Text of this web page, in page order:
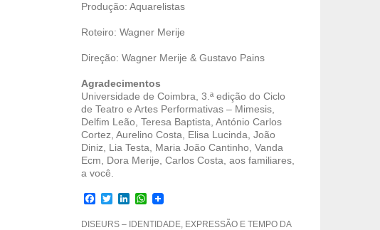
Produção: Aquarelistas
Roteiro: Wagner Merije
Direção: Wagner Merije & Gustavo Pains
Agradecimentos
Universidade de Coimbra, 3.ª edição do Ciclo
de Teatro e Artes Performativas – Mimesis,
Delfim Leão, Teresa Baptista, António Carlos
Cortez, Aurelino Costa, Elisa Lucinda, João
Diniz, Lia Testa, Maria João Cantinho, Vanda
Ecm, Dora Merije, Carlos Costa, aos familiares,
a você.
F
c
T
i
L
n
W
a
DISEURS – IDENTIDADE, EXPRESSÃO E TEMPO DA